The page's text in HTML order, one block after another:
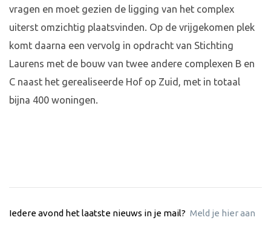
vragen en moet gezien de ligging van het complex
uiterst omzichtig plaatsvinden. Op de vrijgekomen plek
komt daarna een vervolg in opdracht van Stichting
Laurens met de bouw van twee andere complexen B en
C naast het gerealiseerde Hof op Zuid, met in totaal
bijna 400 woningen.
Iedere avond het laatste nieuws in je mail? Meld je hier aan